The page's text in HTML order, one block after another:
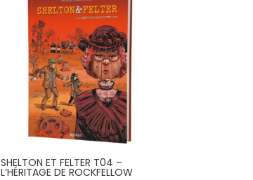
SHELTON ET FELTER T04 –
L’HÉRITAGE DE ROCKFELLOW